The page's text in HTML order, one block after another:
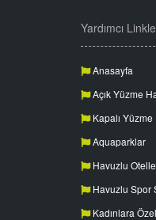
Yardımcı
Anasayfa
Açık Yüzme
Kapalı Yüzme
Aquaparklar
Havuzlu
Havuzlu Spor
Kadınlara